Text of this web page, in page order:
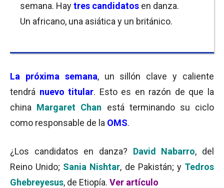
semana. Haytres candidatos en danza.
Un africano, una asiática y un británico.
La próxima semana, un sillón clave y caliente
tendrá nuevo titular. Esto es en razón de que la
china Margaret Chan
está terminando su ciclo
como responsable de la OMS.
¿Los candidatos en danza? David Nabarro, del
Reino Unido; Sania Nishtar, de Pakistán; y Tedros
Ghebreyesus, de Etiopía. Ver artículo